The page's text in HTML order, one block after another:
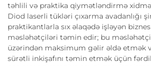
təhlili və praktika qiymətləndirmə
Diod laserli tükləri çıxarma avadanlığı
praktikantlarla sıx əlaqədə işləyən biznes
məsləhətçiləri təmin edir; bu
üzərindən maksimum gəlir əldə etmək
sürətli inkişafını təmin etmək üçün